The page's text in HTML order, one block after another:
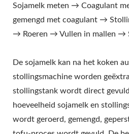
MACHINE,
VOEDSEL
SOJA VLEES
SOJAMELK
Sojamelk meten → Coagulant
gemengd met coagulant →
→ Roeren → Vullen in mallen →
De sojamelk kan na het koken
stollingsmachine worden
stollingstank wordt direct
hoeveelheid sojamelk en
wordt geroerd, gemengd,